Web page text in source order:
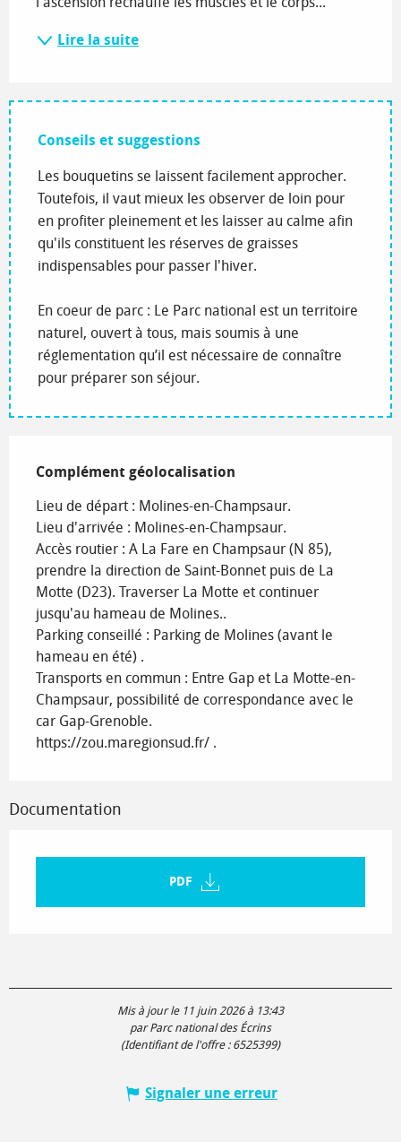
Lire la suite
Conseils et suggestions
Les bouquetins se laissent facilement approcher.
Toutefois, il vaut mieux les observer de loin pour
en profiter pleinement et les laisser au calme afin
qu'ils constituent les réserves de graisses
indispensables pour passer l'hiver.
En coeur de parc : Le Parc national est un territoire
naturel, ouvert à tous, mais soumis à une
réglementation qu’il est nécessaire de connaître
pour préparer son séjour.
Complément géolocalisation
Complément géolocalisation
Lieu de départ : Molines-en-Champsaur.
Lieu d'arrivée : Molines-en-Champsaur.
Accès routier : A La Fare en Champsaur (N 85),
prendre la direction de Saint-Bonnet puis de La
Motte (D23). Traverser La Motte et continuer
jusqu'au hameau de Molines..
Parking conseillé : Parking de Molines (avant le
hameau en été) .
Transports en commun : Entre Gap et La Motte-en-
Champsaur, possibilité de correspondance avec le
car Gap-Grenoble.
https://zou.maregionsud.fr/ .
Documentation
PDF
Mis à jour le 11 juin 2026 à 13:43
par Parc national des Écrins
(Identifiant de l'offre : 6525399)
Signaler une erreur